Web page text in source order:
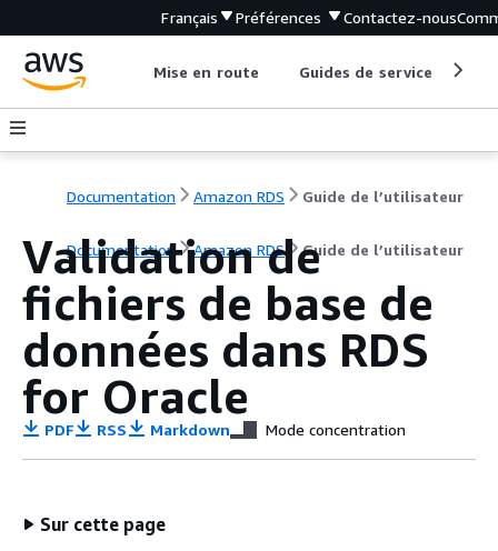
Français Préférences Contactez-nous
Mise en route Guides de service
Documentation Amazon RDS Guide de l’utilisateur
Documentation Amazon RDS Guide de l’utilisateur
Validation de
fichiers de base de
données dans RDS
for Oracle
PDF RSS Markdown Mode concentration
Sur cette page